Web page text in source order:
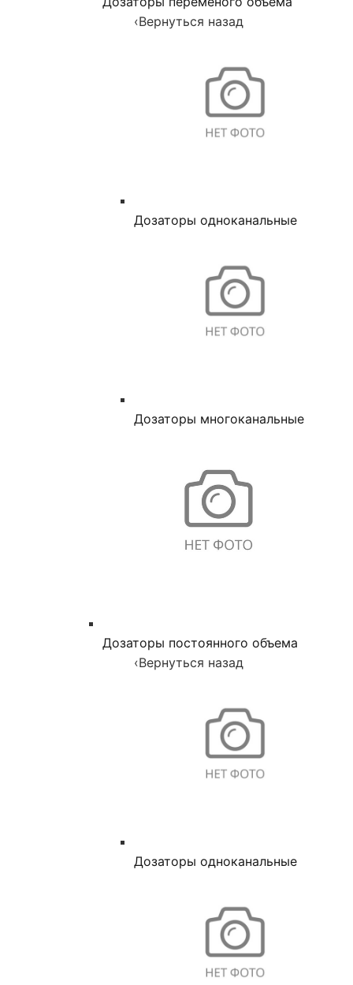
‹Вернуться назад
Дозаторы одноканальные
Дозаторы многоканальные
Дозаторы постоянного объема
‹Вернуться назад
Дозаторы одноканальные